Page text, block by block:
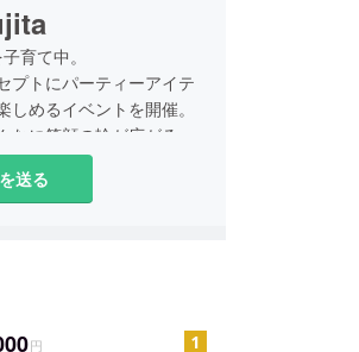
育て中。
プトにパーティーアイテ
めるイベントを開催。
に笑顔の輪が広がるよ
送る
円